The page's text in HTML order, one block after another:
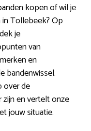
kopen of wil je
Tollebeek? Op
je
van
en
bandenwissel.
over de
en vertelt onze
jouw situatie.